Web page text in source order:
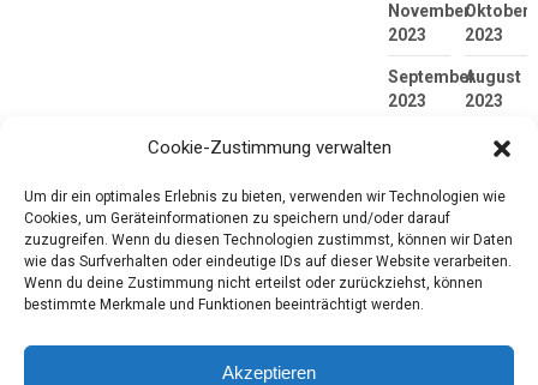
November
2023
Oktober
2023
September
2023
August
2023
Juli
Juni
Mai
2023
2023
März
2023
Cookie-Zustimmung verwalten
Um dir ein optimales Erlebnis zu bieten, verwenden wir Technologien wie
Cookies, um Geräteinformationen zu speichern und/oder darauf
zuzugreifen. Wenn du diesen Technologien zustimmst, können wir Daten
wie das Surfverhalten oder eindeutige IDs auf dieser Website verarbeiten.
Wenn du deine Zustimmung nicht erteilst oder zurückziehst, können
bestimmte Merkmale und Funktionen beeinträchtigt werden.
Akzeptieren